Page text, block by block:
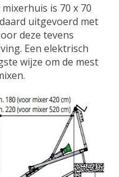
is 70 x 70
uitgevoerd met
deze tevens
Een elektrisch
wijze om de mest